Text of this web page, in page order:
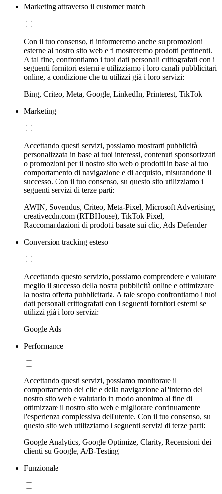
Marketing attraverso il customer match
Con il tuo consenso, ti informeremo anche su promozioni
esterne al nostro sito web e ti mostreremo prodotti pertinenti.
A tal fine, confrontiamo i tuoi dati personali crittografati con i
seguenti fornitori esterni e utilizziamo i loro canali pubblicitari
online, a condizione che tu utilizzi già i loro servizi:
Bing, Criteo, Meta, Google, LinkedIn, Printerest, TikTok
Marketing
Accettando questi servizi, possiamo mostrarti pubblicità
personalizzata in base ai tuoi interessi, contenuti sponsorizzati
o promozioni per il nostro sito web o prodotti in base al tuo
comportamento di navigazione e di acquisto, misurandone il
successo. Con il tuo consenso, su questo sito utilizziamo i
seguenti servizi di terze parti:
AWIN, Sovendus, Criteo, Meta-Pixel, Microsoft Advertising,
creativecdn.com (RTBHouse), TikTok Pixel,
Raccomandazioni di prodotti basate sui clic, Ads Defender
Conversion tracking esteso
Accettando questo servizio, possiamo comprendere e valutare
meglio il successo della nostra pubblicità online e ottimizzare
la nostra offerta pubblicitaria. A tale scopo confrontiamo i tuoi
dati personali crittografati con i seguenti fornitori esterni se
utilizzi già i loro servizi:
Google Ads
Performance
Accettando questi servizi, possiamo monitorare il
comportamento dei clic e della navigazione all'interno del
nostro sito web e valutarlo in modo anonimo al fine di
ottimizzare il nostro sito web e migliorare continuamente
l'esperienza complessiva dell'utente. Con il tuo consenso, su
questo sito web utilizziamo i seguenti servizi di terze parti:
Google Analytics, Google Optimize, Clarity, Recensioni dei
clienti su Google, A/B-Testing
Funzionale